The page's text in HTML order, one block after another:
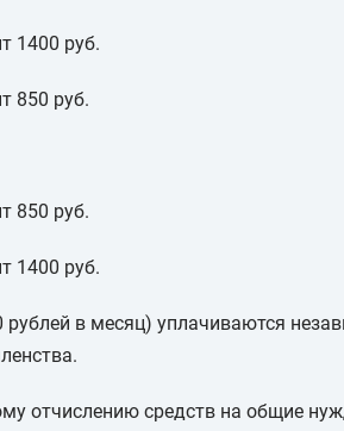
1400 руб.
850 руб.
850 руб.
1400 руб.
в месяц) уплачиваются
отчислению средств на общие